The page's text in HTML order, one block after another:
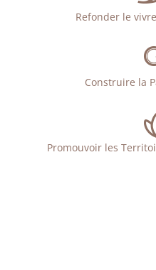
Refonder le
Construire la
Promouvoir les